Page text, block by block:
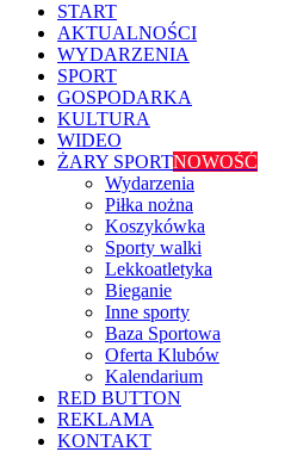
START
AKTUALNOŚCI
WYDARZENIA
SPORT
GOSPODARKA
KULTURA
WIDEO
ŻARY SPORTNOWOŚĆ
Wydarzenia
Piłka nożna
Koszykówka
Sporty walki
Lekkoatletyka
Bieganie
Inne sporty
Baza Sportowa
Oferta Klubów
Kalendarium
RED BUTTON
REKLAMA
KONTAKT